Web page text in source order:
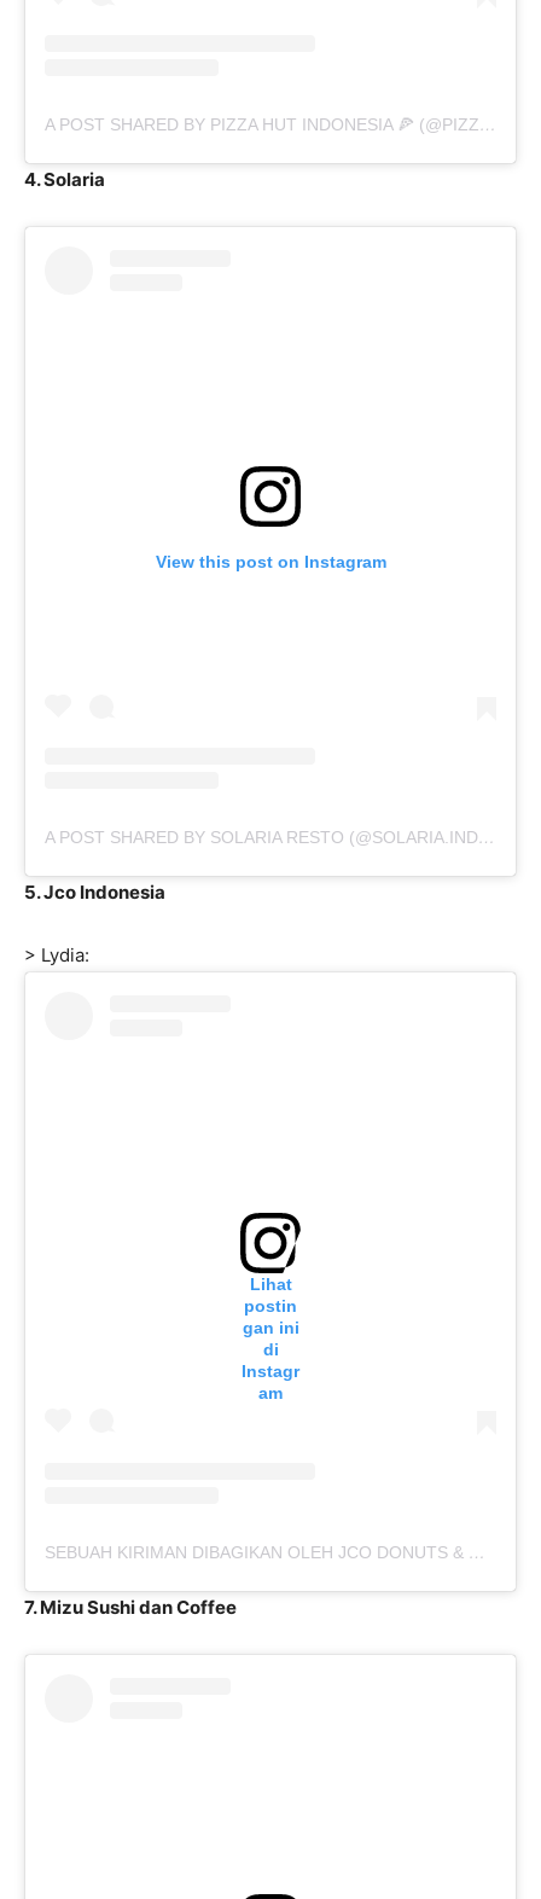
A POST SHARED BY PIZZA HUT INDONESIA 🍕 (@PIZZAHUT.INDONESIA)
4. Solaria
View this post on Instagram
A POST SHARED BY SOLARIA RESTO (@SOLARIA.INDONESIA)
5. Jco Indonesia
> Lydia:
Lihat
postin
gan ini
di
Instagr
am
SEBUAH KIRIMAN DIBAGIKAN OLEH JCO DONUTS & COFFEE (@JCOINDONESIA)
7. Mizu Sushi dan Coffee